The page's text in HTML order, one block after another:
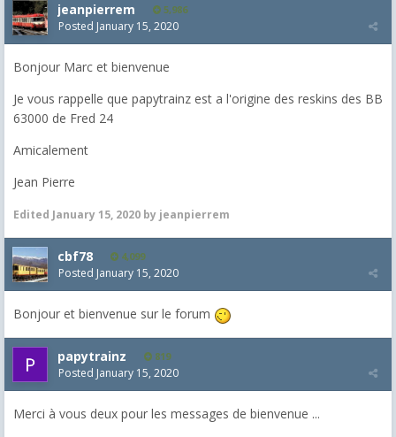
jeanpierrem 5,986
Posted January 15, 2020
Bonjour Marc et bienvenue
Je vous rappelle que papytrainz est a l'origine des reskins des BB
63000 de Fred 24
Amicalement
Jean Pierre
Edited January 15, 2020 by jeanpierrem
cbf78 4,099
Posted January 15, 2020
Bonjour et bienvenue sur le forum
papytrainz 819
Posted January 15, 2020
Merci à vous deux pour les messages de bienvenue ...